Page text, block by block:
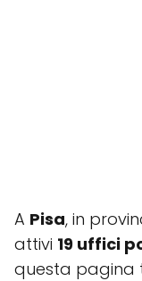
A Pisa, in
attivi 19 uffici
questa pagina